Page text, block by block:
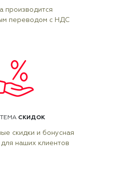
производится
переводом с НДС
СКИДОК
скидки и бонусная
наших клиентов